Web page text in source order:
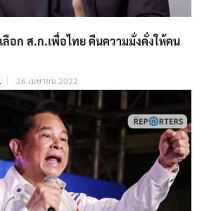
ลือก ส.ก.เพื่อไทย คืนความมั่งคั่งให้คน
26 เมษายน 2022